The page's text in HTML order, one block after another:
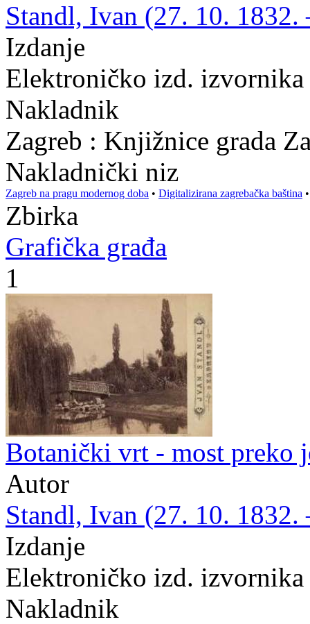
Standl, Ivan (27. 10. 1832.
Izdanje
Elektroničko izd. izvornika
Nakladnik
Zagreb : Knjižnice grada
Nakladnički niz
Zagreb na pragu modernog doba • Digitalizirana zagrebačka baština
Zbirka
Grafička građa
1
Botanički vrt - most preko
Autor
Standl, Ivan (27. 10. 1832.
Izdanje
Elektroničko izd. izvornika
Nakladnik